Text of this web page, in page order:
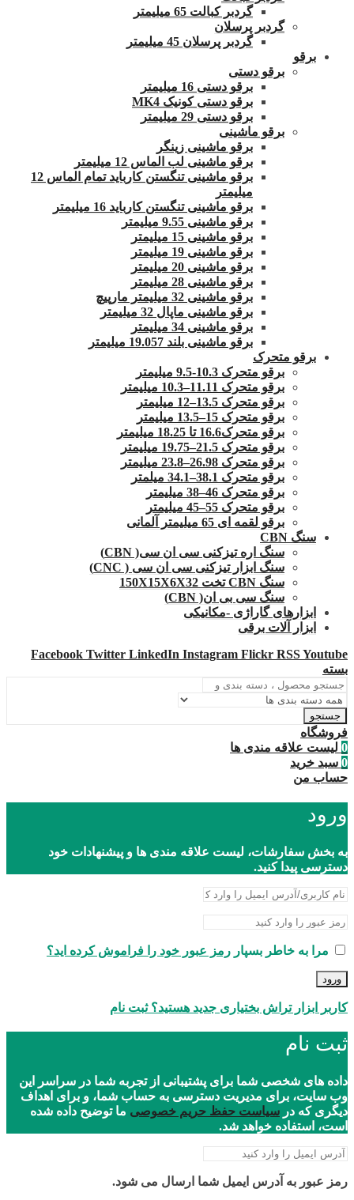
گردبر کبالت 65 میلیمتر
گردبر پرسلان
گردبر پرسلان 45 میلیمتر
برقو
برقو دستی
برقو دستی 16 میلیمتر
برقو دستی کونیک MK4
برقو دستی 29 میلیمتر
برقو ماشینی
برقو ماشینی زینگر
برقو ماشینی لب الماس 12 میلیمتر
برقو ماشینی تنگستن کارباید تمام الماس 12
میلیمتر
برقو ماشینی تنگستن کارباید 16 میلیمتر
برقو ماشینی 9.55 میلیمتر
برقو ماشینی 15 میلیمتر
برقو ماشینی 19 میلیمتر
برقو ماشینی 20 میلیمتر
برقو ماشینی 28 میلیمتر
برقو ماشینی 32 میلیمتر مارپیچ
برقو ماشینی ماپال 32 میلیمتر
برقو ماشینی 34 میلیمتر
برقو ماشینی بلند 19.057 میلیمتر
برقو متحرک
برقو متحرک 10.3-9.5 میلیمتر
برقو متحرک 11.11–10.3 میلیمتر
برقو متحرک 13.5–12 میلیمتر
برقو متحرک 15–13.5 میلیمتر
برقو متحرک16.6 تا 18.25 میلیمتر
برقو متحرک 21.5–19.75 میلیمتر
برقو متحرک 26.98–23.8 میلیمتر
برقو متحرک 38.1–34.1 میلمتر
برقو متحرک 46–38 میلیمتر
برقو متحرک 55–45 میلیمتر
برقو لقمه ای 65 میلیمتر آلمانی
سنگ CBN
سنگ اره تیزکنی سی ان سی( CBN)
سنگ ابزار تیزکنی سی ان سی ( CNC)
سنگ CBN تخت 150X15X6X32
سنگ سی بی ان( CBN)
ابزارهای گاراژی -مکانیکی
ابزار آلات برقی
Facebook Twitter LinkedIn Instagram Flickr RSSYoutube
بسته
جستجو
فروشگاه
0 لیست علاقه مندی ها
0 سبد خرید
حساب من
ورود
به بخش سفارشات، لیست علاقه مندی ها و پیشنهادات خود
دسترسی پیدا کنید.
مرا به خاطر بسپار رمز عبور خود را فراموش کرده اید؟
ورود
کاربر ابزار تراش بختیاری جدید هستید؟ ثبت نام
ثبت نام
داده های شخصی شما برای پشتیبانی از تجربه شما در سراسر این
وب سایت، برای مدیریت دسترسی به حساب شما، و برای اهداف
دیگری که در سیاست حفظ حریم خصوصی ما توضیح داده شده
است، استفاده خواهد شد.
رمز عبور به آدرس ایمیل شما ارسال می شود.